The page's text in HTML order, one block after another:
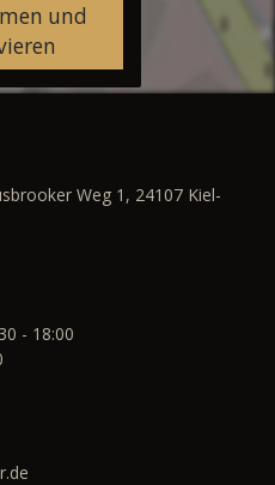
und
Weg 1, 24107 Kiel-
- 18:00